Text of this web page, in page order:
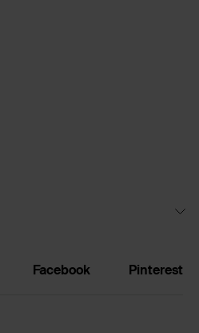
Facebook Pinterest